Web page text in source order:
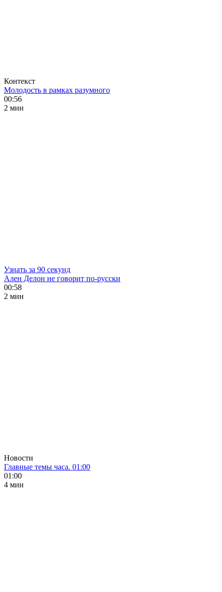
Контекст
Молодость в рамках разумного
00:56
2 мин
Узнать за 90 секунд
Ален Делон не говорит по-русски
00:58
2 мин
Новости
Главные темы часа. 01:00
01:00
4 мин